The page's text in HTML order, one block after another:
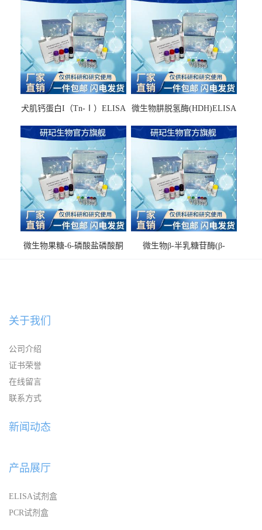
犬肌钙蛋白I（Tn-Ⅰ）ELISA
微生物肼脱氢酶(HDH)ELISA
微生物果糖-6-磷酸盐磷酸酮
微生物β-半乳糖苷酶(β-
关于我们
公司介绍
证书荣誉
在线留言
联系方式
新闻动态
产品展厅
ELISA试剂盒
PCR试剂盒